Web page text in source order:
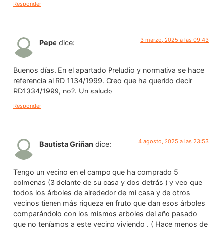
Responder
Pepe dice: 3 marzo, 2025 a las 09:43
Buenos días. En el apartado Preludio y normativa se hace
referencia al RD 1134/1999. Creo que ha querido decir
RD1334/1999, no?. Un saludo
Responder
Bautista Griñan dice: 4 agosto, 2025 a las 23:53
Tengo un vecino en el campo que ha comprado 5
colmenas (3 delante de su casa y dos detrás ) y veo que
todos los árboles de alrededor de mi casa y de otros
vecinos tienen más riqueza en fruto que dan esos árboles
comparándolo con los mismos arboles del año pasado
que no teníamos a este vecino viviendo . ( Hace menos de